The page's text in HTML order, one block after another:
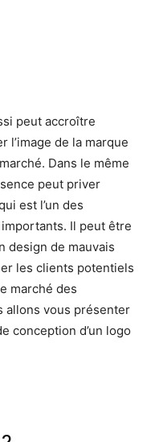
peut accroître
l’image de la marque
Dans le même
peut priver
est l’un des
Il peut être
design de mauvais
les clients potentiels
marché des
allons vous présenter
conception d’un logo